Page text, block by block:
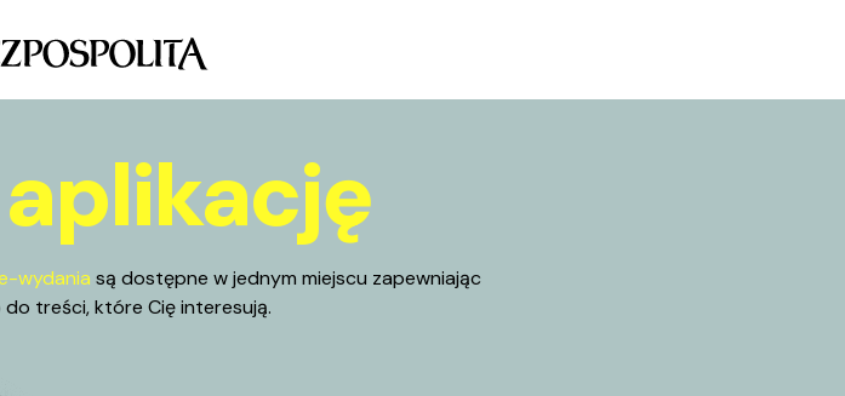
aplikację
wydania są dostępne w jednym miejscu zapewniając
treści, które Cię interesują.